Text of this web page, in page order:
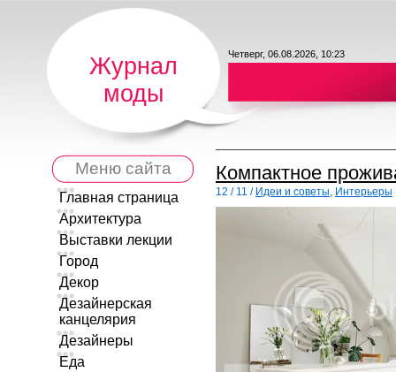
Журнал
моды
Четверг, 06.08.2026, 10:23
Меню сайта
Главная страница
Архитектура
Выставки лекции
Город
Декор
Дезайнерская
канцелярия
Дезайнеры
Еда
Компактное
12 / 11 / Идеи и советы, Интерьеры